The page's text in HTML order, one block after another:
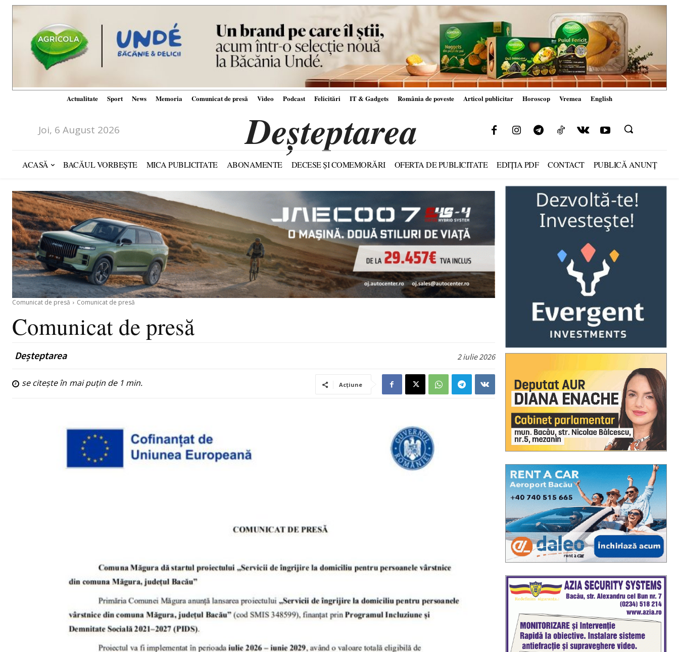
Actualitate Sport News Memoria Comunicat de presă Video Podcast Felicitări IT & Gadgets România de poveste Articol publicitar Horoscop Vremea English
Joi, 6 August 2026 Deșteptarea
ACASĂ BACĂUL VORBEȘTE MICA PUBLICITATE ABONAMENTE DECESE ȘI COMEMORĂRI OFERTA DE PUBLICITATE EDIȚIA PDF CONTACT PUBLICĂ ANUNȚ
Comunicat de presă Comunicat de presă
Comunicat de presă
Deșteptarea 2 iulie 2026
se citește în mai puțin de 1 min. Acțiune